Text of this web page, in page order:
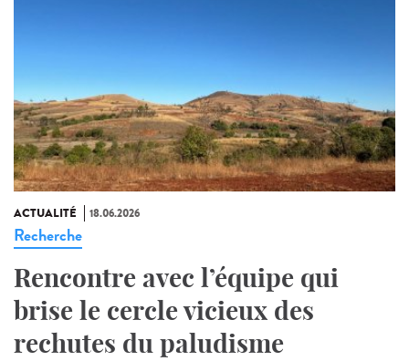
ACTUALITÉ 18.06.2026
Recherche
Rencontre avec l’équipe qui
brise le cercle vicieux des
rechutes du paludisme